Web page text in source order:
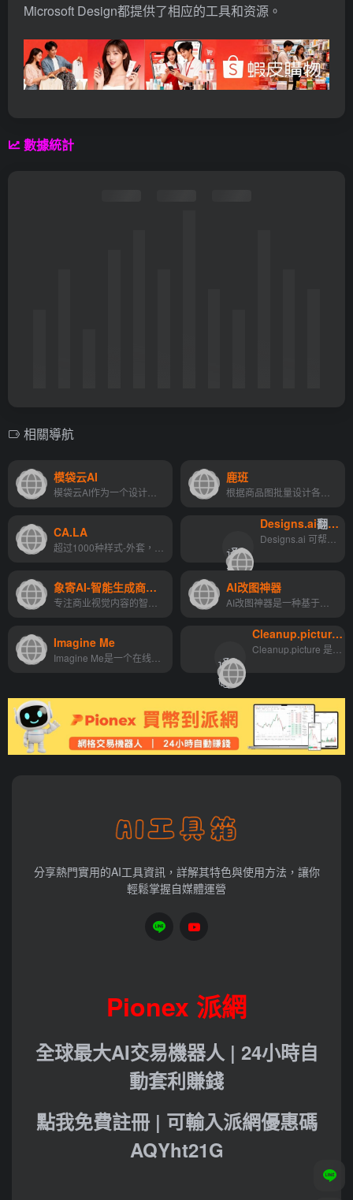
Microsoft Design都提供了相应的工具和资源。
數據統計
相關導航
模袋云AI 鹿班
CA.LA
译
站
点
">
Designs.ai翻译站点
象寄AI-智能生成商业视觉内容 AI改图神器
Imagine Me
译
站
点
">
Cleanup.picture翻
分享熱門實用的AI工具資訊，詳解其特色與使用方法，讓你
輕鬆掌握自媒體運營
Pionex 派網
全球最大AI交易機器人 | 24小時自
動套利賺錢
點我免費註冊 | 可輸入派網優惠碼
AQYht21G